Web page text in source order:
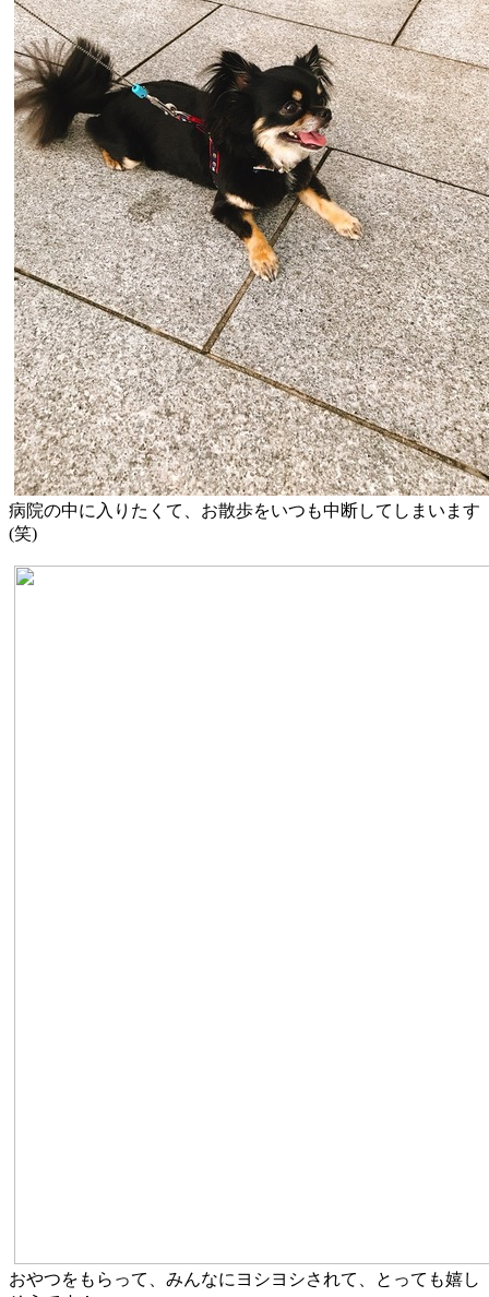
病院の中に入りたくて、お散歩をいつも中断してしまいます
(笑)
おやつをもらって、みんなにヨシヨシされて、とっても嬉し